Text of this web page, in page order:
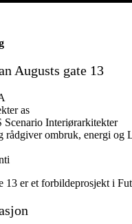
Augusts gate 13
as
Scenario Interiørarkitekter
rådgiver ombruk, energi og
13 er et forbildeprosjekt i